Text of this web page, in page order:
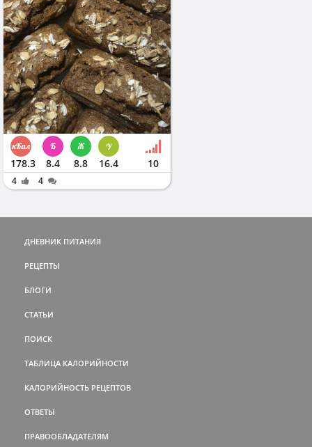
178.3 8.4 8.8 16.4 10
4 4
ДНЕВНИК ПИТАНИЯ
РЕЦЕПТЫ
БЛОГИ
СТАТЬИ
ПОИСК
ТАБЛИЦА КАЛОРИЙНОСТИ
КАЛОРИЙНОСТЬ РЕЦЕПТОВ
ОТВЕТЫ
ПРАВООБЛАДАТЕЛЯМ